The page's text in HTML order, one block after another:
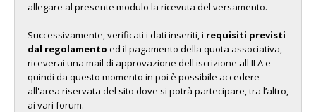
allegare al presente modulo la ricevuta del versamento.
Successivamente, verificati i dati inseriti, i requisiti previsti
dal regolamento ed il pagamento della quota associativa,
riceverai una mail di approvazione dell'iscrizione all'ILA e
quindi da questo momento in poi è possibile accedere
all'area riservata del sito dove si potrà partecipare, tra l’altro,
ai vari forum.